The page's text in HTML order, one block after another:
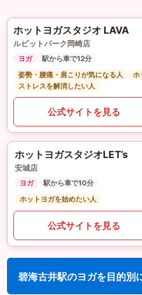
ホットヨガスタジオ LAVA
ルビットパーク岡崎店
ヨガ
駅から車で12分
姿勢・腰痛・肩こりが気になる人
ホ
ストレスを解消したい人
公式サイトを見る
ホットヨガスタジオLET’s
安城店
ヨガ
駅から車で10分
ホットヨガを始めたい人
公式サイトを見る
碧海古井駅のヨガを目的別